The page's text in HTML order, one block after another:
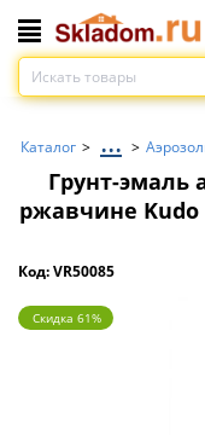
Каталог > ... >
Грунт-эмаль
ржавчине Kudo
Код: VR50085
Скидка 61%